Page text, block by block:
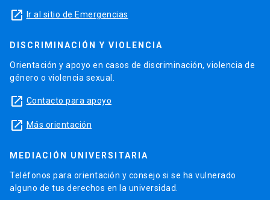
launch Ir al sitio de Emergencias
DISCRIMINACIÓN Y VIOLENCIA
Orientación y apoyo en casos de discriminación, violencia de
género o violencia sexual.
launch Contacto para apoyo
launch Más orientación
MEDIACIÓN UNIVERSITARIA
Teléfonos para orientación y consejo si se ha vulnerado
alguno de tus derechos en la universidad.